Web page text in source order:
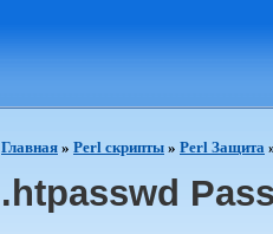
Главная » Perl скрипты » Perl Защита
.htpasswd